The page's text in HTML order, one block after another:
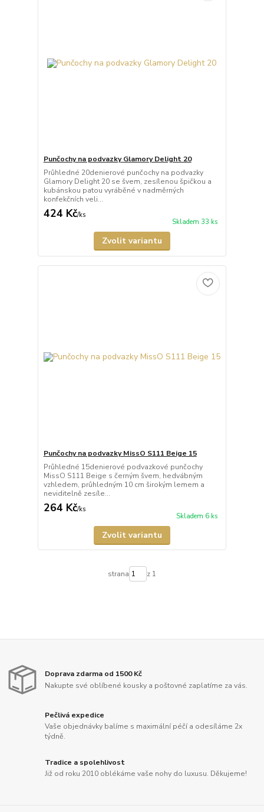
Punčochy na podvazky Glamory Delight 20
Průhledné 20denierové punčochy na podvazky
Glamory Delight 20 se švem, zesílenou špičkou a
kubánskou patou vyráběné v nadměrných
konfekčních veli...
424 Kč/ks
Skladem 33 ks
Zvolit variantu
Punčochy na podvazky MissO S111 Beige 15
Průhledné 15denierové podvazkové punčochy
MissO S111 Beige s černým švem, hedvábným
vzhledem, průhledným 10 cm širokým lemem a
neviditelně zesíle...
264 Kč/ks
Skladem 6 ks
Zvolit variantu
strana z 1
Doprava zdarma od 1500 Kč
Nakupte své oblíbené kousky a poštovné zaplatíme za vás.
Pečlivá expedice
Vaše objednávky balíme s maximální péčí a odesíláme 2x
týdně.
Tradice a spolehlivost
Již od roku 2010 oblékáme vaše nohy do luxusu. Děkujeme!